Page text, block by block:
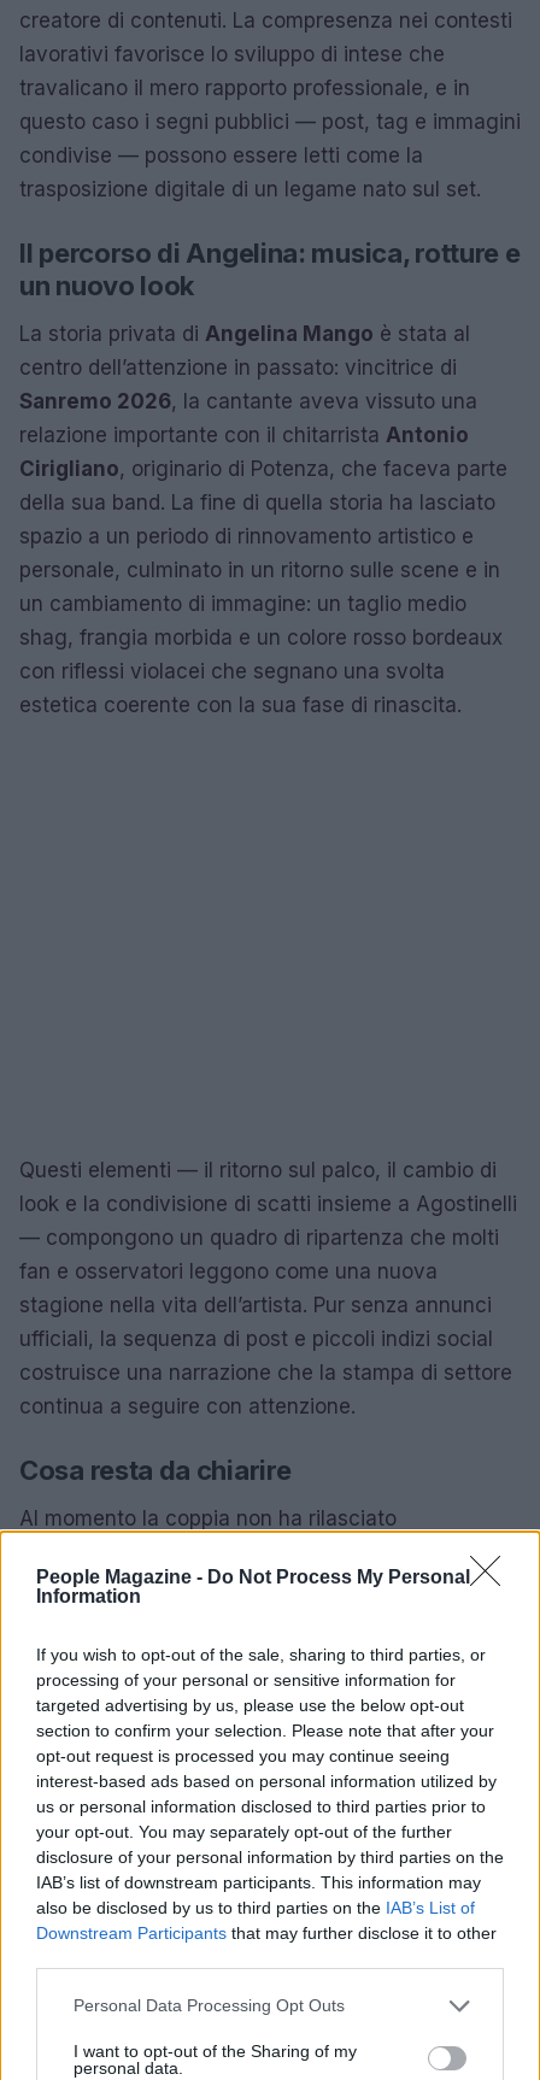
People Magazine - Do Not Process My Personal
Information
If you wish to opt-out of the sale, sharing to third parties, or
processing of your personal or sensitive information for
targeted advertising by us, please use the below opt-out
section to confirm your selection. Please note that after your
opt-out request is processed you may continue seeing
interest-based ads based on personal information utilized by
us or personal information disclosed to third parties prior to
your opt-out. You may separately opt-out of the further
disclosure of your personal information by third parties on the
IAB’s list of downstream participants. This information may
also be disclosed by us to third parties on the IAB’s List of
Downstream Participants that may further disclose it to other
Please note that this website/app uses one or more Google
not limited to your visit or usage behaviour. You may click to
grant or deny consent to Google and its third-party tags to
Personal Data Processing Opt Outs
I want to opt-out of the Sharing of my
personal data.
creatore di contenuti. La compresenza nei contesti
lavorativi favorisce lo sviluppo di intese che
travalicano il mero rapporto professionale, e in
questo caso i segni pubblici — post, tag e immagini
condivise — possono essere letti come la
trasposizione digitale di un legame nato sul set.
Il percorso di Angelina: musica, rotture e
un nuovo look
La storia privata di Angelina Mango è stata al
centro dell’attenzione in passato: vincitrice di
Sanremo 2026, la cantante aveva vissuto una
relazione importante con il chitarrista Antonio
Cirigliano, originario di Potenza, che faceva parte
della sua band. La fine di quella storia ha lasciato
spazio a un periodo di rinnovamento artistico e
personale, culminato in un ritorno sulle scene e in
un cambiamento di immagine: un taglio medio
shag, frangia morbida e un colore rosso bordeaux
con riflessi violacei che segnano una svolta
estetica coerente con la sua fase di rinascita.
Questi elementi — il ritorno sul palco, il cambio di
look e la condivisione di scatti insieme a Agostinelli
— compongono un quadro di ripartenza che molti
fan e osservatori leggono come una nuova
stagione nella vita dell’artista. Pur senza annunci
ufficiali, la sequenza di post e piccoli indizi social
costruisce una narrazione che la stampa di settore
continua a seguire con attenzione.
Cosa resta da chiarire
Al momento la coppia non ha rilasciato
immagini, tag e collegamenti professionali che
ancora trasformata in una conferma esplicita. Il
tempo e nuovi contenuti social o interviste
potrebbero chiarire la natura e l’eventuale
evoluzione del rapporto, ma intanto i segnali
pubblici offrono ai fan e ai media materiale
sufficiente per raccontare questa fase della vita di
Angelina Mango.
In sintesi, tra isegnipiù evidenti ci sono le foto in
bianco e nero, i precedenti scatti condivisi durante
e il cambio di immagine della cantante, tutti
elementi che, messi insieme, descrivono una